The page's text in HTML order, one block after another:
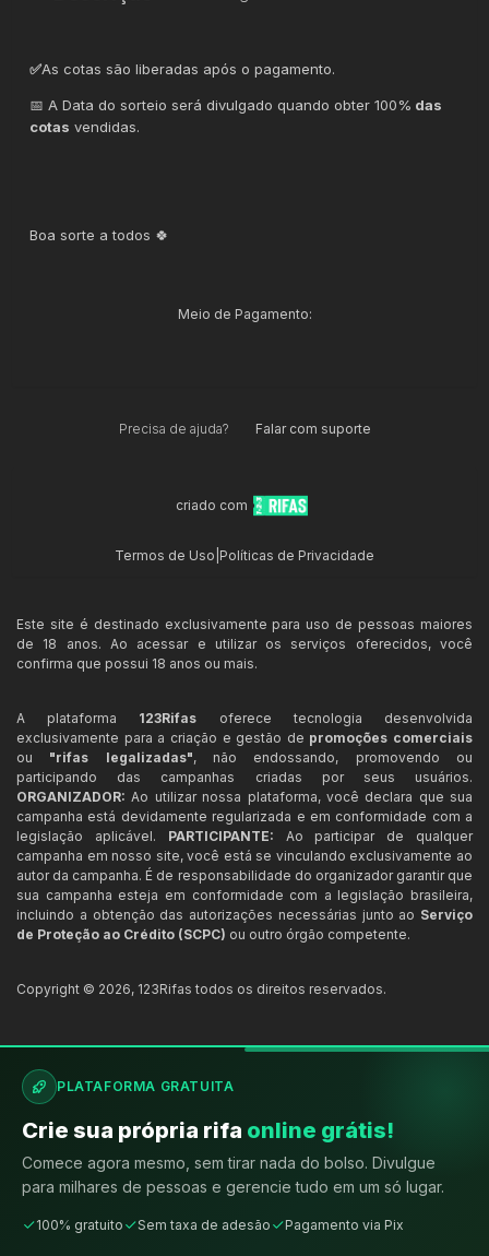
✅As cotas são liberadas após o pagamento.
📅 A Data do sorteio será divulgado quando obter 100% das
cotas vendidas.
Boa sorte a todos 🍀
Meio de Pagamento:
Precisa de ajuda? Falar com suporte
criado com
Termos de Uso Políticas de Privacidade
Este site é destinado exclusivamente para uso de pessoas maiores
de 18 anos. Ao acessar e utilizar os serviços oferecidos, você
confirma que possui 18 anos ou mais.
A plataforma 123Rifas oferece tecnologia desenvolvida
exclusivamente para a criação e gestão de promoções comerciais
ou "rifas legalizadas", não endossando, promovendo ou
participando das campanhas criadas por seus usuários.
ORGANIZADOR: Ao utilizar nossa plataforma, você declara que sua
campanha está devidamente regularizada e em conformidade com a
legislação aplicável. PARTICIPANTE: Ao participar de qualquer
campanha em nosso site, você está se vinculando exclusivamente ao
autor da campanha. É de responsabilidade do organizador garantir que
sua campanha esteja em conformidade com a legislação brasileira,
incluindo a obtenção das autorizações necessárias junto ao Serviço
de Proteção ao Crédito (SCPC) ou outro órgão competente.
Copyright © 2026, 123Rifas todos os direitos reservados.
PLATAFORMA GRATUITA
Crie sua própria rifa online grátis!
Comece agora mesmo, sem tirar nada do bolso. Divulgue
para milhares de pessoas e gerencie tudo em um só lugar.
100% gratuito Sem taxa de adesão Pagamento via Pix